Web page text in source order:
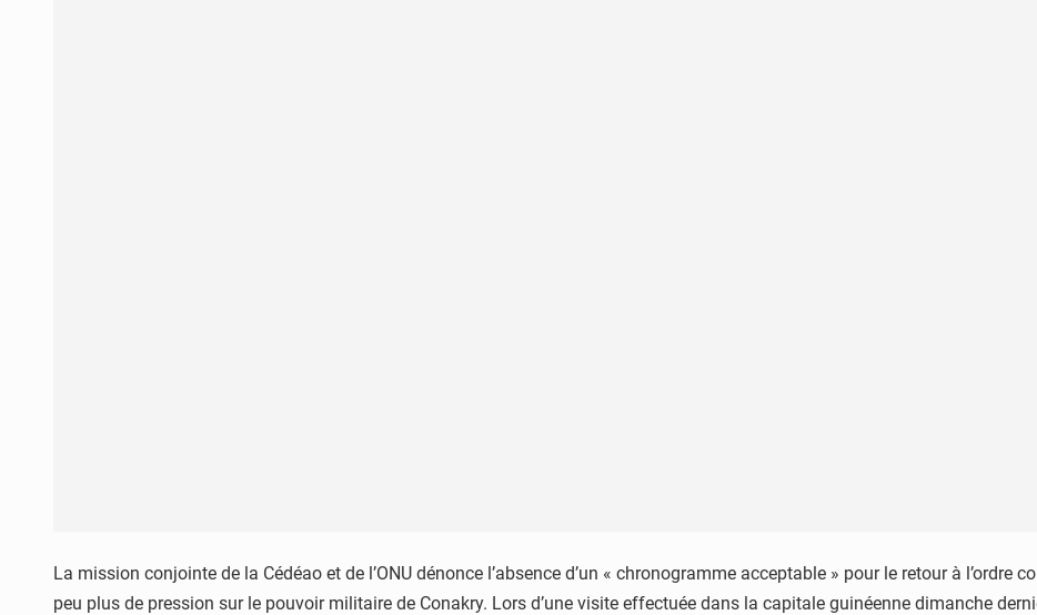
La mission conjointe de la Cédéao et de l’ONU dénonce l’absence d’un « chronogramme acceptable » pour le retour à
peu plus de pression sur le pouvoir militaire de Conakry. Lors d’une visite effectuée dans la capitale guinéenne dimanche